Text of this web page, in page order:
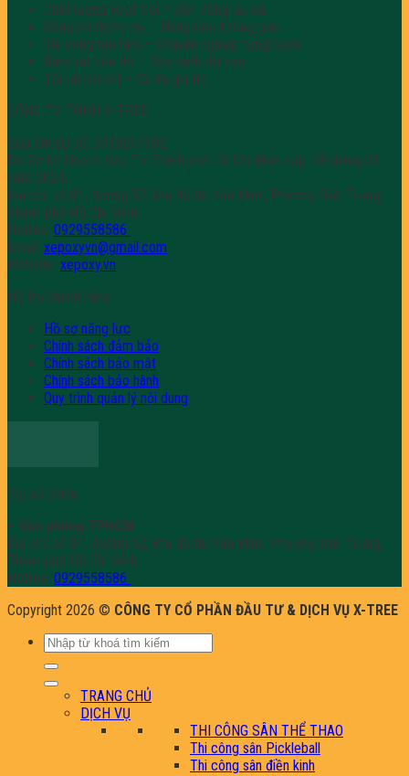
Chất lượng vượt trội – Bền vững lâu dài
Đồng bộ thẩm mỹ – Nâng tầm không gian
Thi công tận tâm – Chuyên nghiệp từng bước
Bám sát tiến độ – Bảo hành dài hạn
Tối ưu chi phí – tối đa giá trị
CÔNG TY TNHH X-TREE
Giấy ĐKKD số: 0318247182
Do Sở kế Hoạch Đầu Tư Thành phố Hồ Chí Minh cấp: 08 tháng 01
năm 2024.
Địa chỉ: số 81, đường 52, khu đô thị Văn Minh, Phường Bình Trưng,
Thành phố Hồ Chí Minh.
Hotline: 0929558586
Email: xepoxyvn@gmail.com
Website: xepoxy.vn
Hỗ trợ khách hàng
Hồ sơ năng lực
Chính sách đảm bảo
Chính sách bảo mật
Chính sách bảo hành
Quy trình quản lý nội dung
Trụ sở chính
– Văn phòng TPHCM
Địa chỉ: số 81, đường 52, khu đô thị Văn Minh, Phường Bình Trưng,
Thành phố Hồ Chí Minh.
Hotline: 0929558586
Copyright 2026 © CÔNG TY CỔ PHẦN ĐẦU TƯ & DỊCH VỤ X-TREE
Tìm
TRANG CHỦ
DỊCH VỤ
THI CÔNG SÂN THỂ THAO
Thi công sân Pickleball
Thi công sân điền kinh